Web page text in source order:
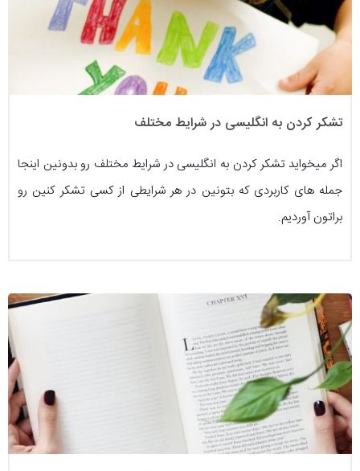
تشکر کردن به انگلیسی در شرایط مختلف
اگر میخواید تشکر کردن به انگلیسی در شرایط مختلف رو بدونین اینجا
جمله های کاربردی که بتونین در هر شرایطی از کسی تشکر کنین رو
براتون آوردیم.